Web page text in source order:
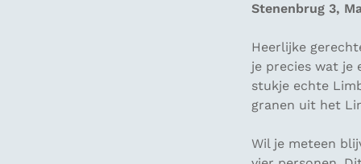
Stenenbrug 3,
Heerlijke
je precies wat je
stukje echte
granen uit het
Wil je meteen